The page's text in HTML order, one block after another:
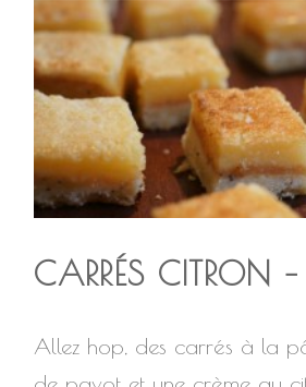
CARRÉS CITRON
Allez hop, des carrés à la